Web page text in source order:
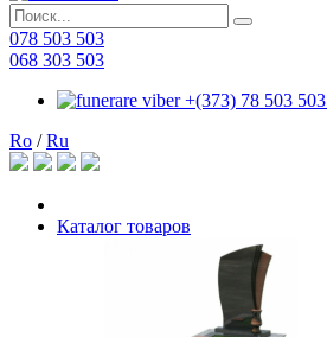
078 503 503
068 303 503
+(373) 78 503 503
Ro /Ru
Каталог товаров